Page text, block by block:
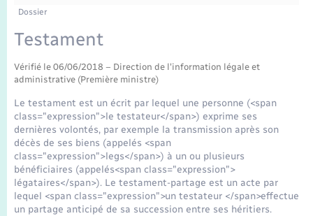
Etat-civil - Papiers - Citoyenneté
Mariage – PACS
Parrainage civil
Recensement
Logement - Urbanisme
Loisirs
Nouvel habitant
Numérique
Transports scolaires
Travaux - Autorisation d’occupation de l’espace
Compétences
Plan interactif
Présentation de la commune
Publications
La Communauté de communes
Dossier
Testament
Vérifié le 06/06/2018 – Direction de l'information légale et
administrative (Première ministre)
Le testament est un écrit par lequel une personne (<span
class="expression">le testateur</span>) exprime ses
dernières volontés, par exemple la transmission après son
décès de ses biens (appelés <span
class="expression">legs</span>) à un ou plusieurs
bénéficiaires (appelés<span class="expression">
légataires</span>). Le testament-partage est un acte par
lequel <span class="expression">un testateur </span>effectue
un partage anticipé de sa succession entre ses héritiers.